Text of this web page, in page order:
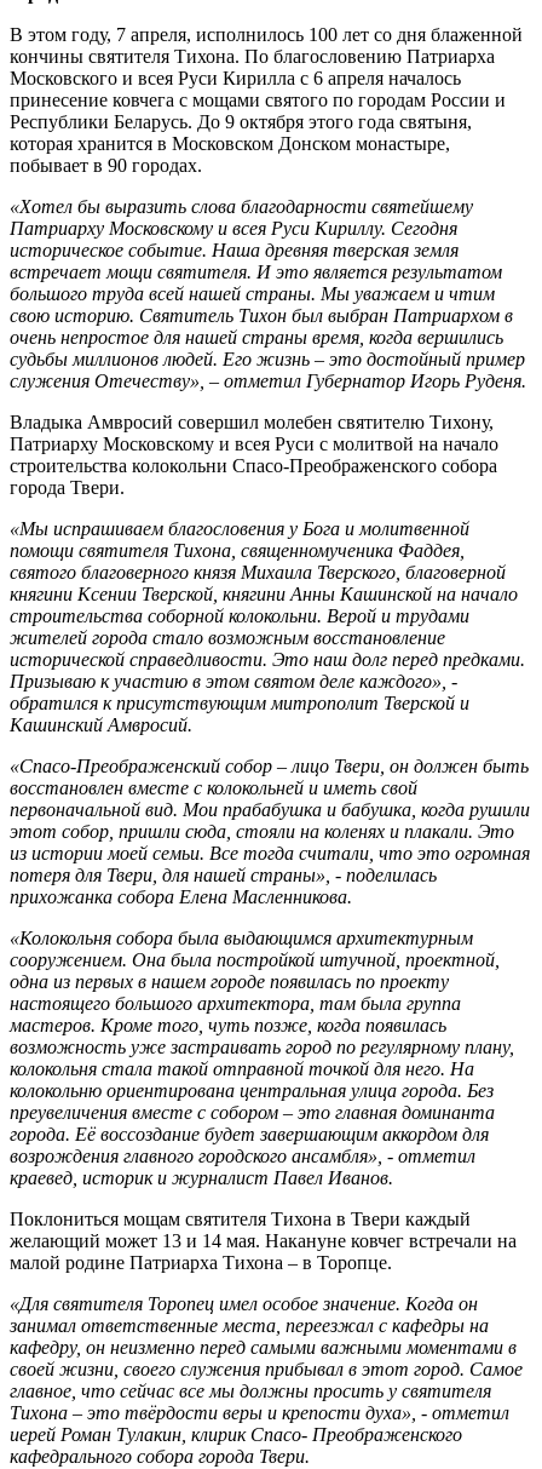
В этом году, 7 апреля, исполнилось 100 лет со дня блаженной
кончины святителя Тихона. По благословению Патриарха
Московского и всея Руси Кирилла с 6 апреля началось
принесение ковчега с мощами святого по городам России и
Республики Беларусь. До 9 октября этого года святыня,
которая хранится в Московском Донском монастыре,
побывает в 90 городах.
«Хотел бы выразить слова благодарности святейшему
Патриарху Московскому и всея Руси Кириллу. Сегодня
историческое событие. Наша древняя тверская земля
встречает мощи святителя. И это является результатом
большого труда всей нашей страны. Мы уважаем и чтим
свою историю. Святитель Тихон был выбран Патриархом в
очень непростое для нашей страны время, когда вершились
судьбы миллионов людей. Его жизнь – это достойный пример
служения Отечеству», – отметил Губернатор Игорь Руденя.
Владыка Амвросий совершил молебен святителю Тихону,
Патриарху Московскому и всея Руси с молитвой на начало
строительства колокольни Спасо-Преображенского собора
города Твери.
«Мы испрашиваем благословения у Бога и молитвенной
помощи святителя Тихона, священномученика Фаддея,
святого благоверного князя Михаила Тверского, благоверной
княгини Ксении Тверской, княгини Анны Кашинской на начало
строительства соборной колокольни. Верой и трудами
жителей города стало возможным восстановление
исторической справедливости. Это наш долг перед предками.
Призываю к участию в этом святом деле каждого», -
обратился к присутствующим митрополит Тверской и
Кашинский Амвросий.
«Спасо-Преображенский собор – лицо Твери, он должен быть
восстановлен вместе с колокольней и иметь свой
первоначальной вид. Мои прабабушка и бабушка, когда рушили
этот собор, пришли сюда, стояли на коленях и плакали. Это
из истории моей семьи. Все тогда считали, что это огромная
потеря для Твери, для нашей страны», - поделилась
прихожанка собора Елена Масленникова.
«Колокольня собора была выдающимся архитектурным
сооружением. Она была постройкой штучной, проектной,
одна из первых в нашем городе появилась по проекту
настоящего большого архитектора, там была группа
мастеров. Кроме того, чуть позже, когда появилась
возможность уже застраивать город по регулярному плану,
колокольня стала такой отправной точкой для него. На
колокольню ориентирована центральная улица города. Без
преувеличения вместе с собором – это главная доминанта
города. Её воссоздание будет завершающим аккордом для
возрождения главного городского ансамбля», - отметил
краевед, историк и журналист Павел Иванов.
Поклониться мощам святителя Тихона в Твери каждый
желающий может 13 и 14 мая. Накануне ковчег встречали на
малой родине Патриарха Тихона – в Торопце.
«Для святителя Торопец имел особое значение. Когда он
занимал ответственные места, переезжал с кафедры на
кафедру, он неизменно перед самыми важными моментами в
своей жизни, своего служения прибывал в этот город. Самое
главное, что сейчас все мы должны просить у святителя
Тихона – это твёрдости веры и крепости духа», - отметил
иерей Роман Тулакин, клирик Спасо- Преображенского
кафедрального собора города Твери.